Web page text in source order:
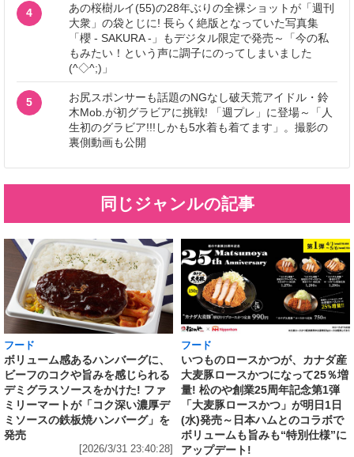
4
あの桜樹ルイ(55)の28年ぶりの全裸ショットが「週刊
大衆」の袋とじに! 長らく絶版となっていた写真集
「櫻 - SAKURA -」もデジタル限定で発売～「今の私
もみたい！という声に調子にのってしまいました
(^◇^;)」
5
お尻スポンサーも話題のNGなし破天荒アイドル・鈴
木Mob.が初グラビアに挑戦! 「週プレ」に登場～「人
生初のグラビア!!!しかも5水着も着てます」。撮影の
裏側動画も公開
同じジャンルの記事
フード
ボリューム感あるハンバーグに、
ビーフのコクや旨みを感じられる
デミグラスソースをかけた! ファ
ミリーマートが「コク深い濃厚デ
ミソースの鉄板焼ハンバーグ」を
発売
[2026/3/31 23:40:28]
フード
いつものロースかつが、カナダ産
大麦豚ロースかつになって25％増
量! 松のや創業25周年記念第1弾
「大麦豚ロースかつ」が明日1日
(水)発売～日本ハムとのコラボで
ボリュームも旨みも“特別仕様”に
アップデート!